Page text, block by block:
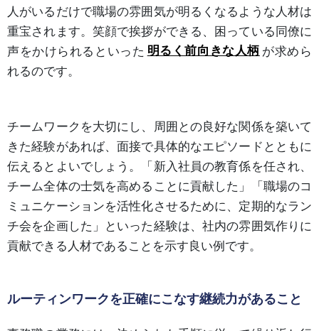
人がいるだけで職場の雰囲気が明るくなるような人材は
重宝されます。笑顔で挨拶ができる、困っている同僚に
声をかけられるといった 明るく前向きな人柄 が求めら
れるのです。
チームワークを大切にし、周囲との良好な関係を築いて
きた経験があれば、面接で具体的なエピソードとともに
伝えるとよいでしょう。「新入社員の教育係を任され、
チーム全体の士気を高めることに貢献した」「職場のコ
ミュニケーションを活性化させるために、定期的なラン
チ会を企画した」といった経験は、社内の雰囲気作りに
貢献できる人材であることを示す良い例です。
ルーティンワークを正確にこなす継続力があること